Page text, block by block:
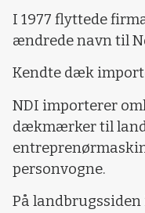
I 1977 flyttede
ændrede navn til
Kendte dæk
NDI importerer
dækmærker til
personvogne.
På